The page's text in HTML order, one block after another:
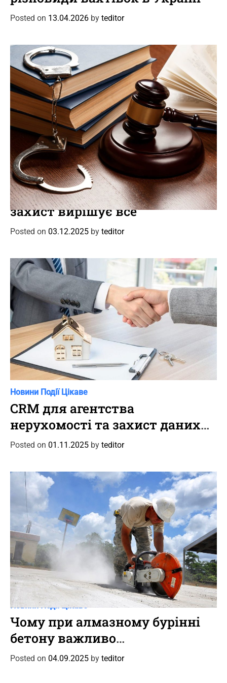
g
Posted on 13.04.2026 by teditor
C
a
t
e
g
e
s
Новини Події
Кримінальний адвокат: коли
захист вирішує все
Posted on 03.12.2025 by teditor
C
a
t
e
g
i
Новини Події Цікаве
CRM для агентства
нерухомості та захист даних
клієнтів
Posted on 01.11.2025 by teditor
C
a
e
g
Новини Події Цікаве
Чому при алмазному бурінні
бетону важливо
дотримуватися кутового
Posted on 04.09.2025 by teditor